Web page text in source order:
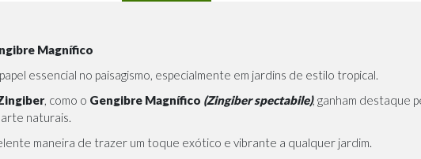
Magnífico
essencial no paisagismo, especialmente em jardins de estilo tropical.
, como o Gengibre Magnífico (Zingiber spectabile), ganham destaque
naturais.
maneira de trazer um toque exótico e vibrante a qualquer jardim.